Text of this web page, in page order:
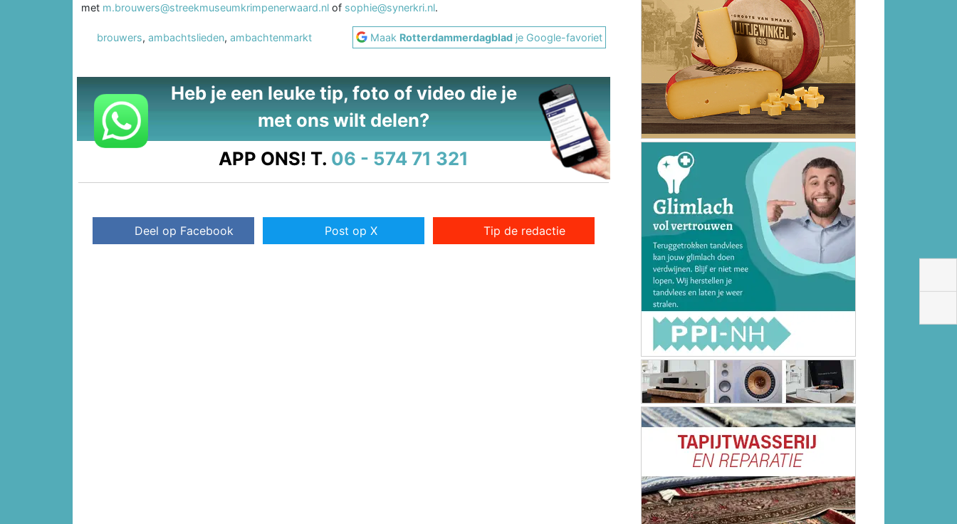
met m.brouwers@streekmuseumkrimpenerwaard.nl of sophie@synerkri.nl.
brouwers, ambachtslieden, ambachtenmarkt Maak Rotterdammerdagblad je Google-favoriet
Heb je een leuke tip, foto of video die je
met ons wilt delen?
APP ONS! T. 06 - 574 71 321
Deel op Facebook Post op X Tip de redactie